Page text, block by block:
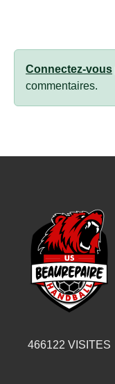
Connectez-vous
commentaires.
466122 VISITES